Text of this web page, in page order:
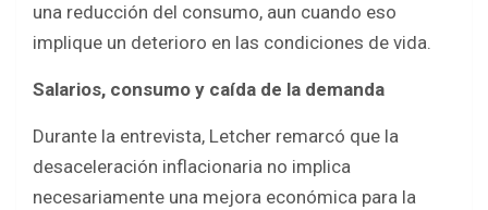
una reducción del consumo, aun cuando eso
implique un deterioro en las condiciones de vida.
Salarios, consumo y caída de la demanda
Durante la entrevista, Letcher remarcó que la
desaceleración inflacionaria no implica
necesariamente una mejora económica para la